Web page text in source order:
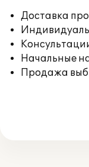
Доставка
Начальные
Продажа